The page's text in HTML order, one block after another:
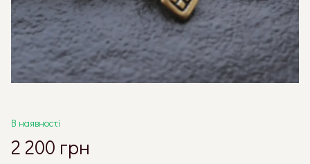
В наявності
2 200 грн